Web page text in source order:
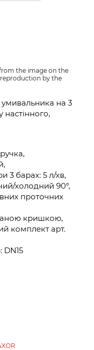
the image on the
by the
умивальника на 3
3 барах: 5 л/хв,
холодний 90°,
проточних
кришкою,
комплект арт.
DN15